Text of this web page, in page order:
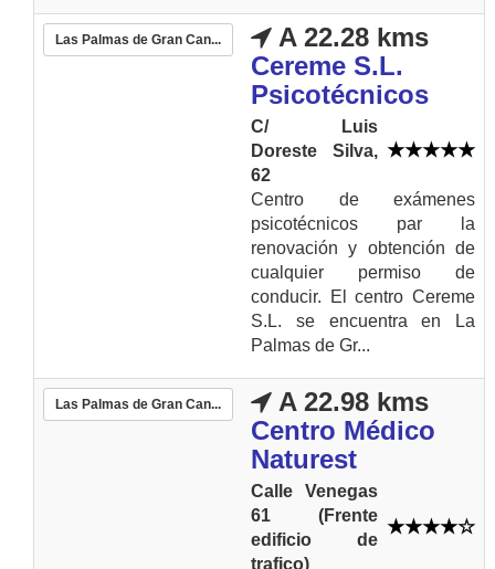
Las Palmas de Gran Can...
A 22.28 kms
Cereme S.L.
Psicotécnicos
C/ Luis
Doreste Silva,
62
Centro de exámenes
psicotécnicos par la
renovación y obtención de
cualquier permiso de
conducir. El centro Cereme
S.L. se encuentra en La
Palmas de Gr...
Las Palmas de Gran Can...
A 22.98 kms
Centro Médico
Naturest
Calle Venegas
61 (Frente
edificio de
trafico)